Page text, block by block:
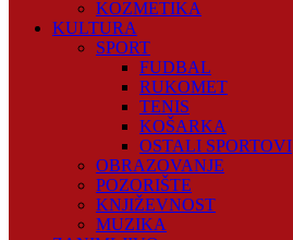
KOZMETIKA
KULTURA
SPORT
FUDBAL
RUKOMET
TENIS
KOŠARKA
OSTALI SPORTOVI
OBRAZOVANJE
POZORIŠTE
KNJIŽEVNOST
MUZIKA